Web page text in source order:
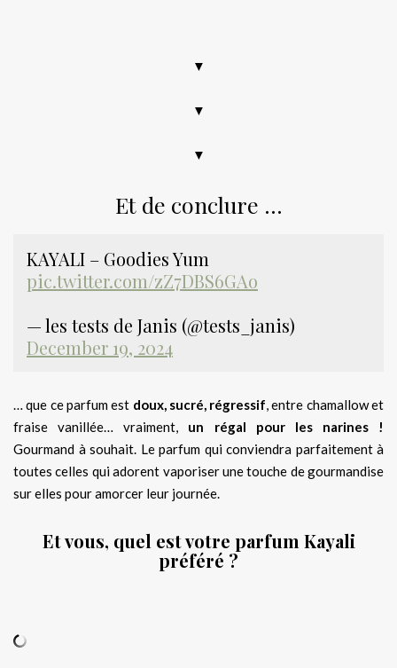
▼
▼
▼
Et de conclure …
KAYALI – Goodies Yum
pic.twitter.com/zZ7DBS6GAo
— les tests de Janis (@tests_janis)
December 19, 2024
… que ce parfum est doux, sucré, régressif, entre chamallow et
fraise vanillée… vraiment, un régal pour les narines !
Gourmand à souhait. Le parfum qui conviendra parfaitement à
toutes celles qui adorent vaporiser une touche de gourmandise
sur elles pour amorcer leur journée.
Et vous, quel est votre parfum Kayali
préféré ?